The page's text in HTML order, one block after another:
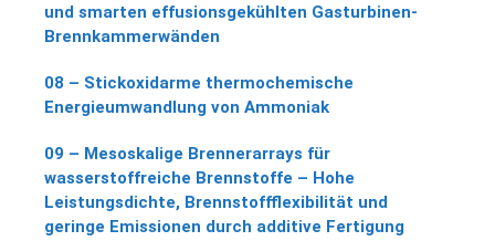
und smarten effusionsgekühlten Gasturbinen-
Brennkammerwänden
08 – Stickoxidarme thermochemische
Energieumwandlung von Ammoniak
09 – Mesoskalige Brennerarrays für
wasserstoffreiche Brennstoffe – Hohe
Leistungsdichte, Brennstoffflexibilität und
geringe Emissionen durch additive Fertigung